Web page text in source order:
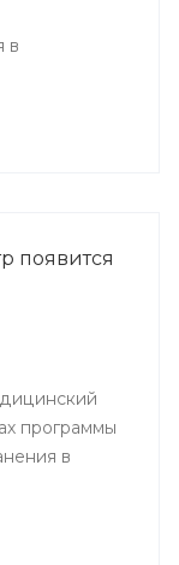
в
появится
программы
в